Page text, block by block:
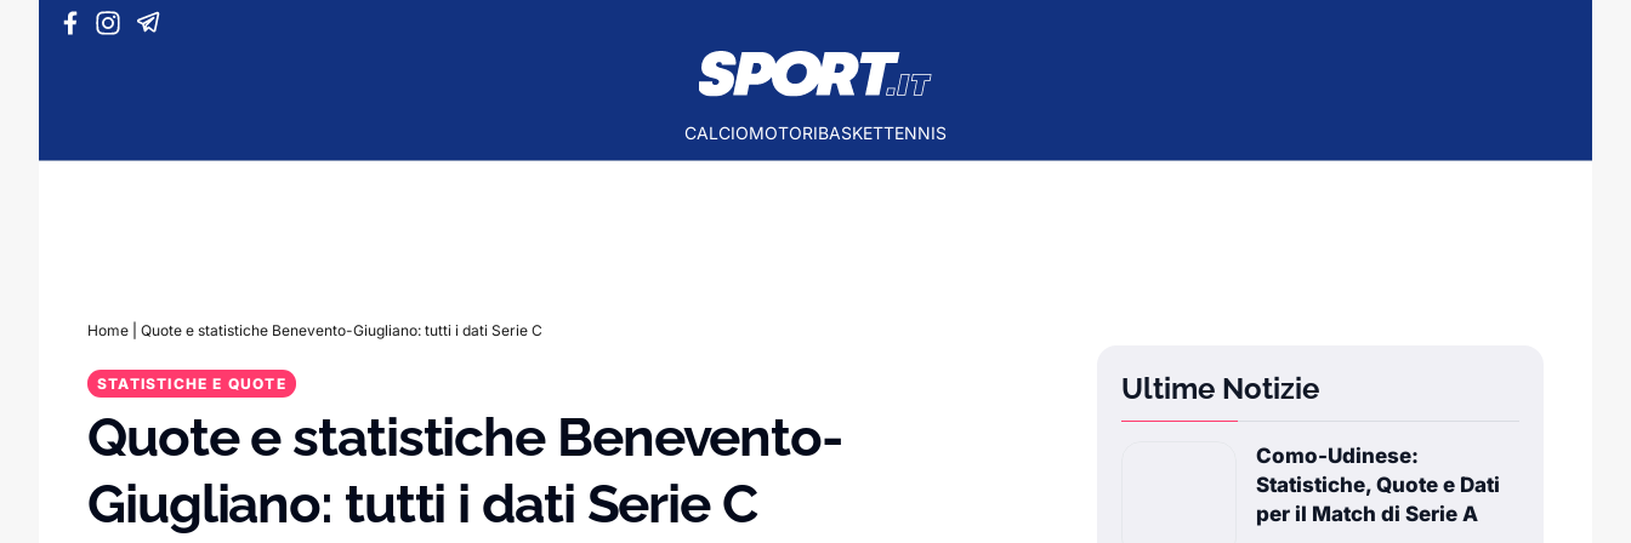
Vai al contenuto
CALCIOMOTORIBASKETTENNIS
Home Quote e statistiche Benevento-Giugliano: tutti i dati Serie C
STATISTICHE E QUOTE
Quote e statistiche Benevento-
Giugliano: tutti i dati Serie C
Ultime Notizie
Como-Udinese:
Statistiche, Quote e Dati
per il Match di Serie A